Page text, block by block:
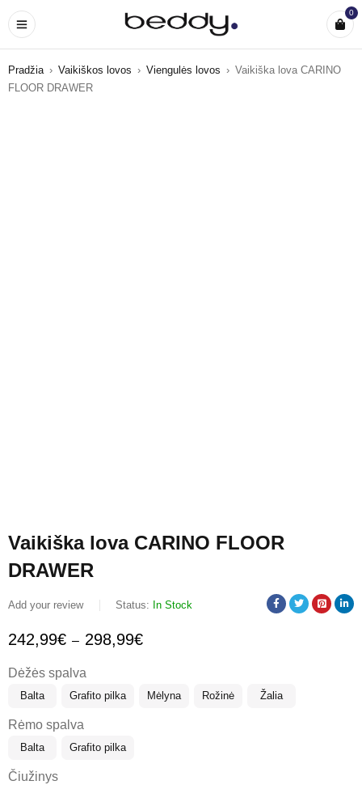
0
Pradžia › Vaikiškos lovos › Viengulės lovos › Vaikiška lova CARINO
FLOOR DRAWER
Vaikiška lova CARINO FLOOR
DRAWER
Add your review Status: In Stock
242,99€ – 298,99€
Dėžės spalva
Balta Grafito pilka Mėlyna Rožinė Žalia
Rėmo spalva
Balta Grafito pilka
Čiužinys